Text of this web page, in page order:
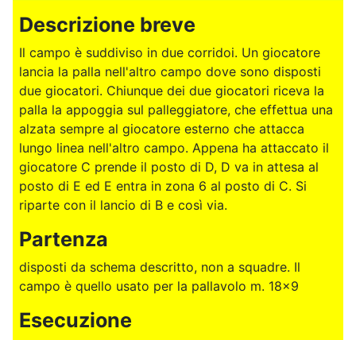
Descrizione breve
Il campo è suddiviso in due corridoi. Un giocatore
lancia la palla nell'altro campo dove sono disposti
due giocatori. Chiunque dei due giocatori riceva la
palla la appoggia sul palleggiatore, che effettua una
alzata sempre al giocatore esterno che attacca
lungo linea nell'altro campo. Appena ha attaccato il
giocatore C prende il posto di D, D va in attesa al
posto di E ed E entra in zona 6 al posto di C. Si
riparte con il lancio di B e così via.
Partenza
disposti da schema descritto, non a squadre. Il
campo è quello usato per la pallavolo m. 18x9
Esecuzione